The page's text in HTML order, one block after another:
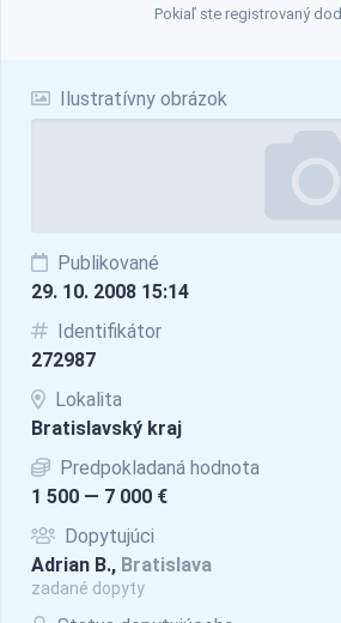
Ilustratívny obrázok
Publikované
29. 10. 2008 15:14
Identifikátor
272987
Lokalita
Bratislavský kraj
Predpokladaná hodnota
1 500 — 7 000 €
Dopytujúci
Adrian B., Bratislava
zadané dopyty
Pokiaľ ste registrovaný